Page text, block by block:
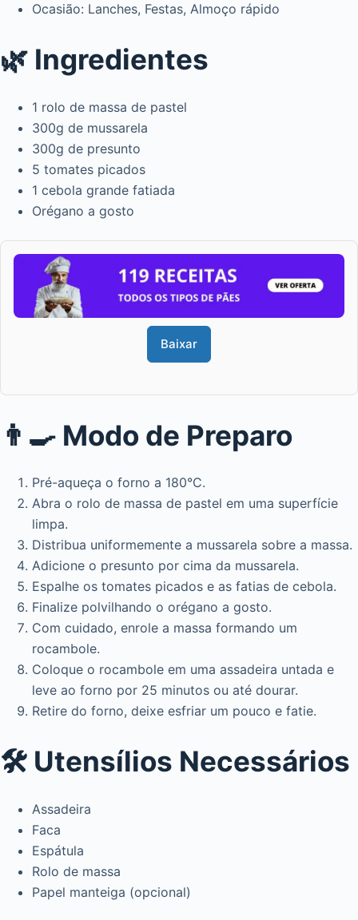
Ocasião: Lanches, Festas, Almoço rápido
🌿 Ingredientes
1 rolo de massa de pastel
300g de mussarela
300g de presunto
5 tomates picados
1 cebola grande fatiada
Orégano a gosto
Baixar
👨‍🍳 Modo de Preparo
Pré-aqueça o forno a 180°C.
Abra o rolo de massa de pastel em uma superfície
limpa.
Distribua uniformemente a mussarela sobre a massa.
Adicione o presunto por cima da mussarela.
Espalhe os tomates picados e as fatias de cebola.
Finalize polvilhando o orégano a gosto.
Com cuidado, enrole a massa formando um
rocambole.
Coloque o rocambole em uma assadeira untada e
leve ao forno por 25 minutos ou até dourar.
Retire do forno, deixe esfriar um pouco e fatie.
🛠️ Utensílios Necessários
Assadeira
Faca
Espátula
Rolo de massa
Papel manteiga (opcional)